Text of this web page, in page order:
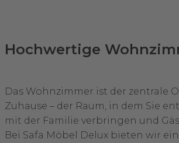
Hochwertige
Das Wohnzimmer ist der zentrale
Zuhause – der Raum, in dem Sie
mit der Familie verbringen und
Bei Safa Möbel Delux bieten wir